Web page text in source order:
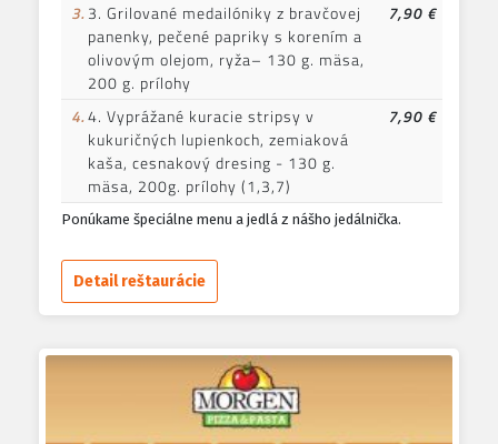
3. 3. Grilované medailóniky z bravčovej
panenky, pečené papriky s korením a
olivovým olejom, ryža– 130 g. mäsa,
200 g. prílohy
7,90 €
4.4. Vyprážané kuracie stripsy v
kukuričných lupienkoch, zemiaková
kaša, cesnakový dresing - 130 g.
mäsa, 200g. prílohy (1,3,7)
7,90 €
Ponúkame špeciálne menu a jedlá z nášho jedálnička.
Detail reštaurácie